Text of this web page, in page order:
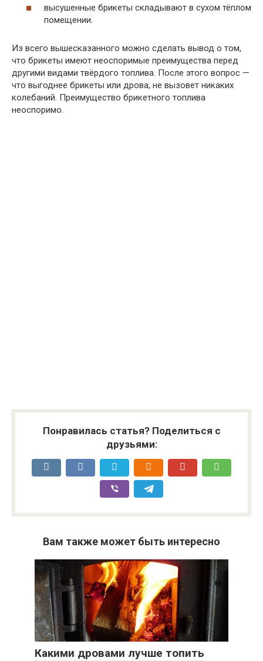
высушенные брикеты складывают в сухом тёплом
помещении.
Из всего вышесказанного можно сделать вывод о том,
что брикеты имеют неоспоримые преимущества перед
другими видами твёрдого топлива. После этого вопрос —
что выгоднее брикеты или дрова, не вызовет никаких
колебаний. Преимущество брикетного топлива
неоспоримо.
Понравилась статья? Поделиться с
друзьями:
Вам также может быть интересно
Какими дровами лучше топить